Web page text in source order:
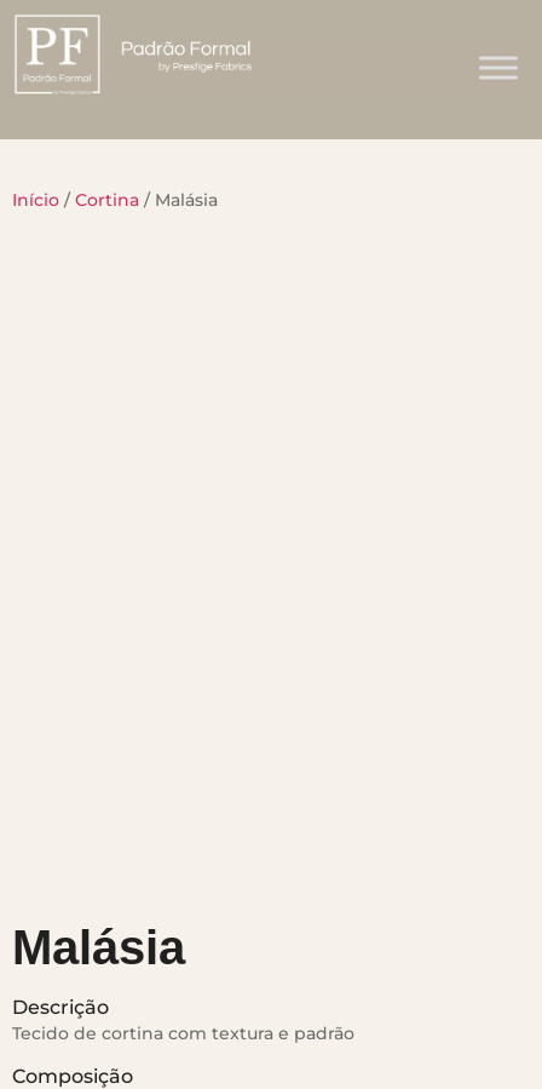
Início /Cortina / Malásia
Malásia
Descrição
Tecido de cortina com textura e padrão
Composição